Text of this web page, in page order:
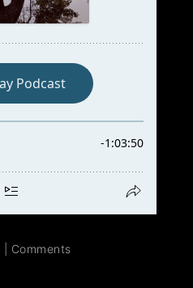
Comments